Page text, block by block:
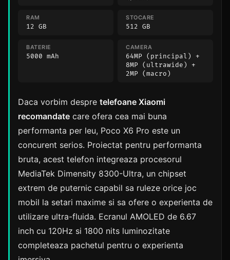
RAM
12 GB
STOCARE
512 GB
BATERIE
5000 mAh
CAMERA
64MP (principal) +
8MP (ultrawide) +
2MP (macro)
Daca vorbim despre telefoane Xiaomi
recomandate care ofera cea mai buna
performanta per leu, Poco X6 Pro este un
concurent serios. Proiectat pentru performanta
bruta, acest telefon integreaza procesorul
MediaTek Dimensity 8300-Ultra, un chipset
extrem de puternic capabil sa ruleze orice joc
mobil la setari maxime si sa ofere o experienta de
utilizare ultra-fluida. Ecranul AMOLED de 6.67
inch cu 120Hz si 1800 nits luminozitate
completeaza pachetul pentru o experienta